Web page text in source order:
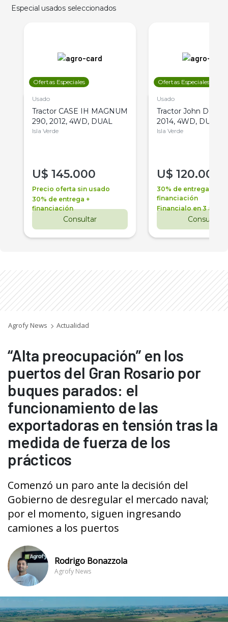
Especial usados seleccionados
Ofertas Especiales
Usado
Tractor CASE IH MAGNUM
290, 2012, 4WD, DUAL
Isla Verde
U$ 145.000
Precio oferta sin usado
30% de entrega +
financiación
Consultar
Ofertas Especiales
Usado
Tractor John Deere
2014, 4WD, DUAL
Isla Verde
U$ 120.000
30% de entrega +
financiación
Financialo en 3 años
Consultar
Agrofy News Actualidad
“Alta preocupación” en los
puertos del Gran Rosario por
buques parados: el
funcionamiento de las
exportadoras en tensión tras la
medida de fuerza de los
prácticos
Comenzó un paro ante la decisión del
Gobierno de desregular el mercado naval;
por el momento, siguen ingresando
camiones a los puertos
Rodrigo Bonazzola
Agrofy News